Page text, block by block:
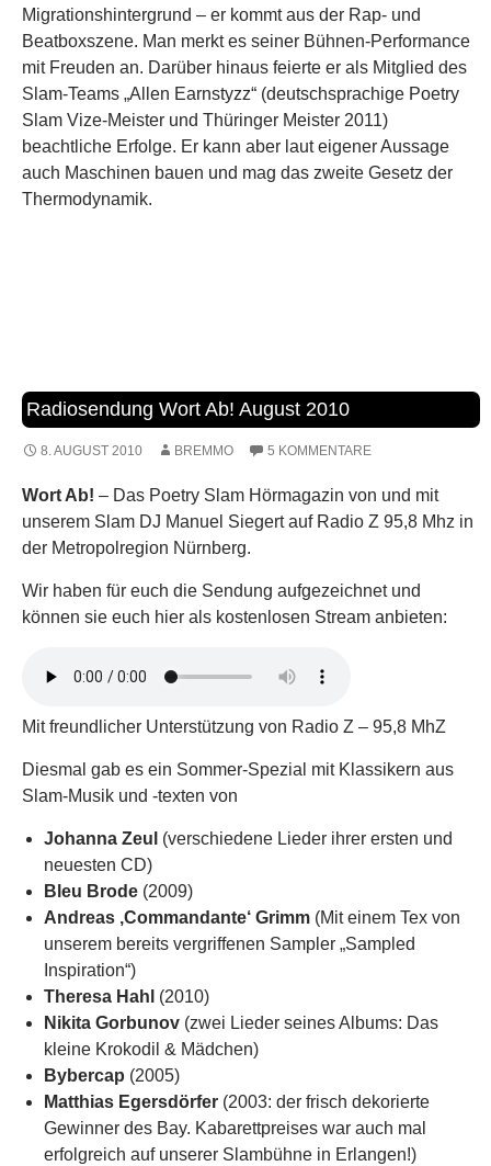
Migrationshintergrund – er kommt aus der Rap- und
Beatboxszene. Man merkt es seiner Bühnen-Performance
mit Freuden an. Darüber hinaus feierte er als Mitglied des
Slam-Teams „Allen Earnstyzz“ (deutschsprachige Poetry
Slam Vize-Meister und Thüringer Meister 2011)
beachtliche Erfolge. Er kann aber laut eigener Aussage
auch Maschinen bauen und mag das zweite Gesetz der
Thermodynamik.
Radiosendung Wort Ab! August 2010
8. AUGUST 2010 BREMMO 5 KOMMENTARE
Wort Ab! – Das Poetry Slam Hörmagazin von und mit
unserem Slam DJ Manuel Siegert auf Radio Z 95,8 Mhz in
der Metropolregion Nürnberg.
Wir haben für euch die Sendung aufgezeichnet und
können sie euch hier als kostenlosen Stream anbieten:
Mit freundlicher Unterstützung von Radio Z – 95,8 MhZ
Diesmal gab es ein Sommer-Spezial mit Klassikern aus
Slam-Musik und -texten von
Johanna Zeul (verschiedene Lieder ihrer ersten und
neuesten CD)
Bleu Brode (2009)
Andreas ‚Commandante‘ Grimm (Mit einem Tex von
unserem bereits vergriffenen Sampler „Sampled
Inspiration“)
Theresa Hahl (2010)
Nikita Gorbunov (zwei Lieder seines Albums: Das
kleine Krokodil & Mädchen)
Bybercap (2005)
Matthias Egersdörfer (2003: der frisch dekorierte
Gewinner des Bay. Kabarettpreises war auch mal
erfolgreich auf unserer Slambühne in Erlangen!)